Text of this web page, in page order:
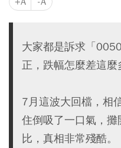
大家都是訴求「
正，跌幅怎麼差這麼
7月這波大回檔，相
住倒吸了一口氣，
比，真相非常殘酷。